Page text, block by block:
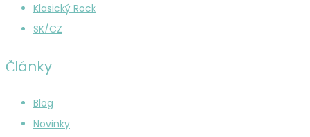
Klasický Rock
SK/CZ
Články
Blog
Novinky